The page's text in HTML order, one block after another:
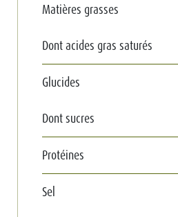
Matières grasses
Dont acides gras saturés
Glucides
Dont sucres
Protéines
Sel